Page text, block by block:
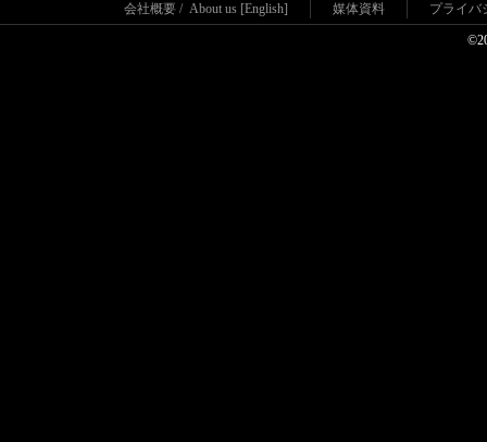
会社概要 / About us [English] 媒体資料 プライバ